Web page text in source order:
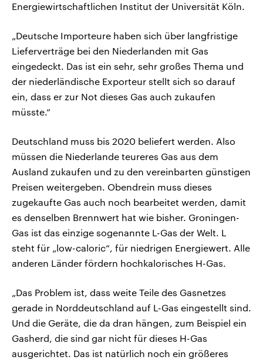
Energiewirtschaftlichen Institut der Universität Köln.
„Deutsche Importeure haben sich über langfristige
Lieferverträge bei den Niederlanden mit Gas
eingedeckt. Das ist ein sehr, sehr großes Thema und
der niederländische Exporteur stellt sich so darauf
ein, dass er zur Not dieses Gas auch zukaufen
müsste.“
Deutschland muss bis 2020 beliefert werden. Also
müssen die Niederlande teureres Gas aus dem
Ausland zukaufen und zu den vereinbarten günstigen
Preisen weitergeben. Obendrein muss dieses
zugekaufte Gas auch noch bearbeitet werden, damit
es denselben Brennwert hat wie bisher. Groningen-
Gas ist das einzige sogenannte L-Gas der Welt. L
steht für „low-caloric“, für niedrigen Energiewert. Alle
anderen Länder fördern hochkalorisches H-Gas.
„Das Problem ist, dass weite Teile des Gasnetzes
gerade in Norddeutschland auf L-Gas eingestellt sind.
Und die Geräte, die da dran hängen, zum Beispiel ein
Gasherd, die sind gar nicht für dieses H-Gas
ausgerichtet. Das ist natürlich noch ein größeres